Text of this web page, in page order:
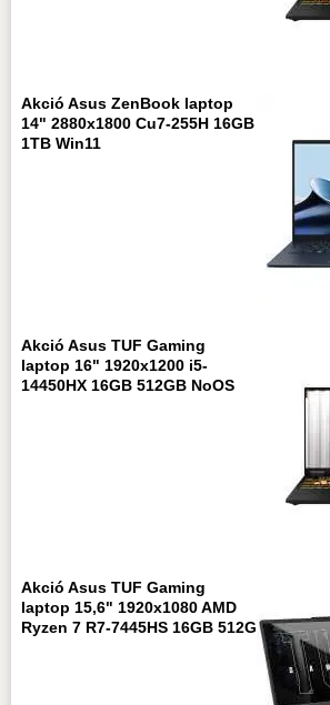
Akció Asus ZenBook laptop
14" 2880x1800 Cu7-255H 16GB
1TB Win11
Akció Asus TUF Gaming
laptop 16" 1920x1200 i5-
14450HX 16GB 512GB NoOS
Akció Asus TUF Gaming
laptop 15,6" 1920x1080 AMD
Ryzen 7 R7-7445HS 16GB 512G